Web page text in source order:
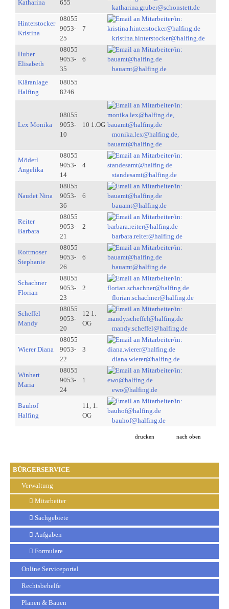
BÜRGERSERVICE
Verwaltung
Mitarbeiter
Sachgebiete
Aufgaben
Formulare
Online Serviceportal
Rechtsbehelfe
Planen & Bauen
Katharina
655
katharina.gruber@schonstett.de
Hinterstocker
Kristina
08055
9053-
25
7
kristina.hinterstocker@halfing.de
Huber
Elisabeth
08055
9053-
35
6
bauamt@halfing.de
Kläranlage
Halfing
08055
8246
Lex Monika
08055
9053-
10
10 1.OG
monika.lex@halfing.de,
bauamt@halfing.de
Möderl
Angelika
08055
9053-
14
4
standesamt@halfing.de
Naudet Nina
08055
9053-
36
6
bauamt@halfing.de
Reiter
Barbara
08055
9053-
21
2
barbara.reiter@halfing.de
Rottmoser
Stephanie
08055
9053-
26
6
bauamt@halfing.de
Schachner
Florian
08055
9053-
23
2
florian.schachner@halfing.de
Scheffel
Mandy
08055
9053-
20
12 1.
OG
mandy.scheffel@halfing.de
Wierer Diana
08055
9053-
22
3
diana.wierer@halfing.de
Winhart
Maria
08055
9053-
24
1
ewo@halfing.de
Bauhof
Halfing
11, 1.
OG
bauhof@halfing.de
drucken nach oben